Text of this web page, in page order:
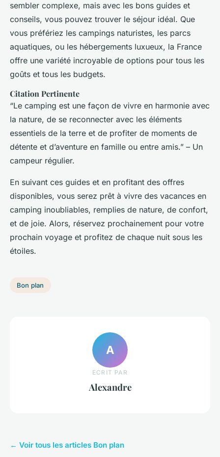
sembler complexe, mais avec les bons guides et
conseils, vous pouvez trouver le séjour idéal. Que
vous préfériez les campings naturistes, les parcs
aquatiques, ou les hébergements luxueux, la France
offre une variété incroyable de options pour tous les
goûts et tous les budgets.
Citation Pertinente
“Le camping est une façon de vivre en harmonie avec
la nature, de se reconnecter avec les éléments
essentiels de la terre et de profiter de moments de
détente et d’aventure en famille ou entre amis.” – Un
campeur régulier.
En suivant ces guides et en profitant des offres
disponibles, vous serez prêt à vivre des vacances en
camping inoubliables, remplies de nature, de confort,
et de joie. Alors, réservez prochainement pour votre
prochain voyage et profitez de chaque nuit sous les
étoiles.
Bon plan
A
ECRIT PAR
Alexandre
← Voir tous les articles Bon plan